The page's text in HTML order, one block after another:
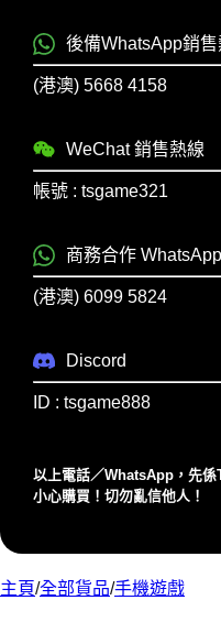
後備WhatsApp銷售
(港澳) 5668 4158
WeChat 銷售熱線
帳號 : tsgame321
商務合作 WhatsApp
(港澳) 6099 5824
Discord
ID : tsgame888
以上電話／WhatsApp，先
⼩⼼購買！切勿亂信他⼈！
主頁/全部貨品/手機遊戲